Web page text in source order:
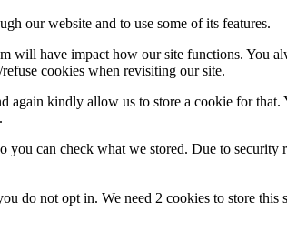
our website and to use some of its features.
will have impact how our site functions. You
cookies when revisiting our site.
kindly allow us to store a cookie for
can check what we stored. Due to
do not opt in. We need 2 cookies to store